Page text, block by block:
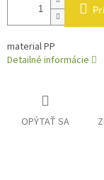
material PP
Detailné informácie
OPÝTAŤ SA